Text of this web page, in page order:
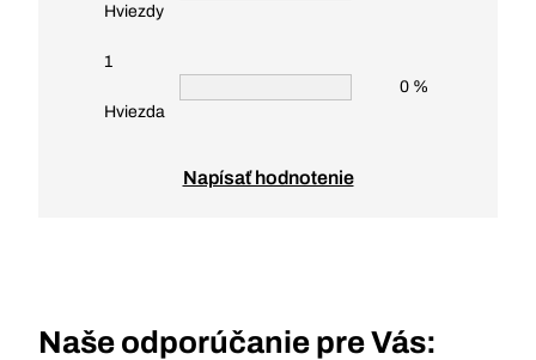
Hviezdy
1
Hviezda
0 %
Napísať hodnotenie
Naše odporúčanie pre Vás: